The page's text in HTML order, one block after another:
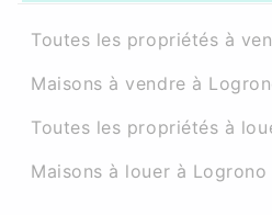
Toutes les propriétés à
Maisons à vendre à
Toutes les propriétés à
Maisons à louer à Logrono